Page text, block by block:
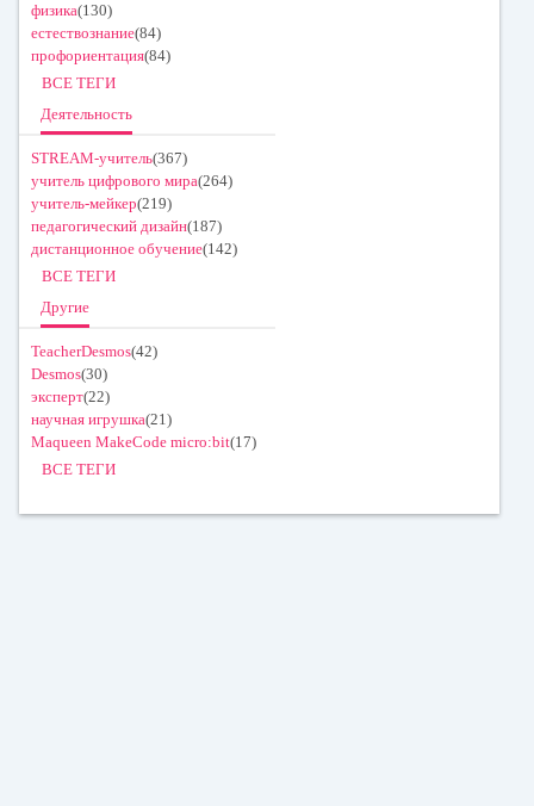
физика(130)
естествознание(84)
профориентация(84)
ВСЕ ТЕГИ
Деятельность
STREAM-учитель(367)
учитель цифрового мира(264)
учитель-мейкер(219)
педагогический дизайн(187)
дистанционное обучение(142)
ВСЕ ТЕГИ
Другие
TeacherDesmos(42)
Desmos(30)
эксперт(22)
научная игрушка(21)
Maqueen MakeCode micro:bit(17)
ВСЕ ТЕГИ